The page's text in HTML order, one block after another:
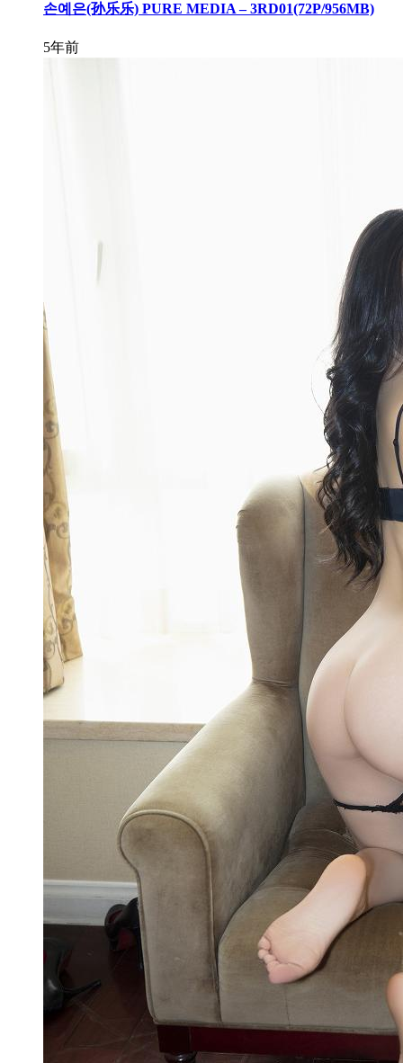
손예은(孙乐乐) PURE MEDIA – 3RD01(72P/956MB)
5年前